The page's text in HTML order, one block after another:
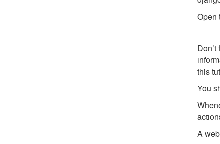
Open
this
You
A